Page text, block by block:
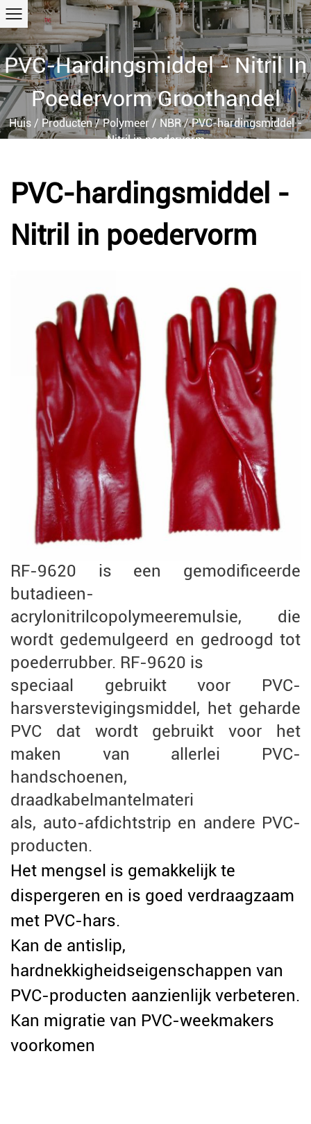
PVC-Hardingsmiddel - Nitril In
Poedervorm Groothandel
Huis / Producten/Polymeer /NBR/PVC-hardingsmiddel -
Nitril in poedervorm
PVC-hardingsmiddel -
Nitril in poedervorm
RF-9620 is een gemodificeerde
butadieen-
acrylonitrilcopolymeeremulsie, die
wordt gedemulgeerd en gedroogd tot
poederrubber. RF-9620 is
speciaal gebruikt voor PVC-
harsverstevigingsmiddel, het geharde
PVC dat wordt gebruikt voor het
maken van allerlei PVC-
handschoenen,
draadkabelmantelmateri
als, auto-afdichtstrip en andere PVC-
producten.
Het mengsel is gemakkelijk te
dispergeren en is goed verdraagzaam
met PVC-hars.
Kan de antislip,
hardnekkigheidseigenschappen van
PVC-producten aanzienlijk verbeteren.
Kan migratie van PVC-weekmakers
voorkomen